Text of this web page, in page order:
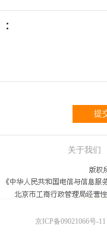
提
关于我们
京ICP备09021066号-11